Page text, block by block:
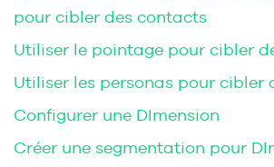
pour cibler des contacts
Utiliser le pointage pour cibler
Utiliser les personas pour cibler
Configurer une DImension
Créer une segmentation pour